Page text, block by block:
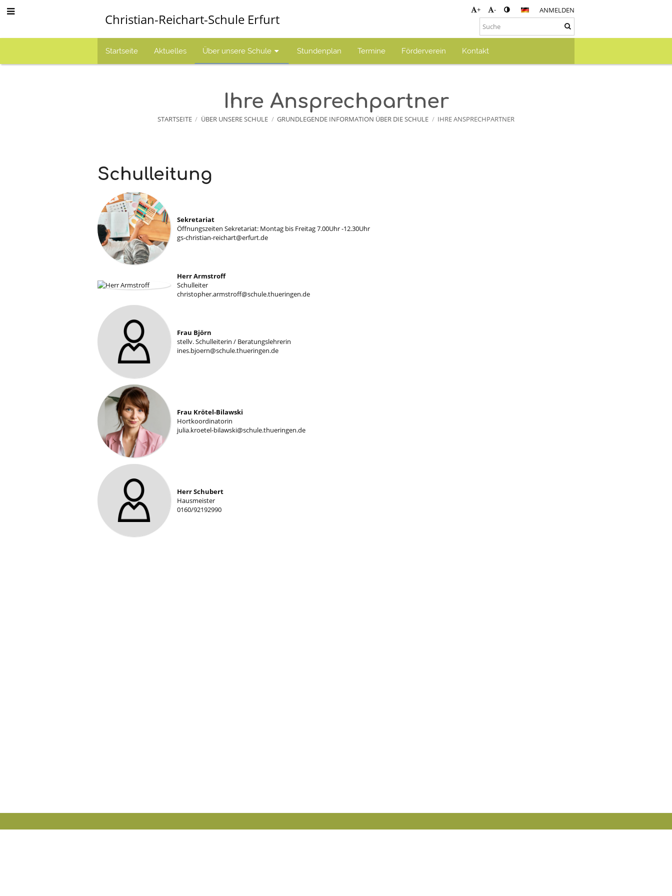
Christian-Reichart-Schule Erfurt
+ - ANMELDEN
Startseite Aktuelles Über unsere Schule Stundenplan Termine Förderverein Kontakt
Ihre Ansprechpartner
STARTSEITE / ÜBER UNSERE SCHULE / GRUNDLEGENDE INFORMATION ÜBER DIE SCHULE / IHRE ANSPRECHPARTNER
Ihre
Ansprechpartner
Schulleitung
Sekretariat
Öffnungszeiten Sekretariat: Montag bis Freitag 7.00Uhr -12.30Uhr
gs-christian-reichart@erfurt.de
Herr Armstroff
Schulleiter
christopher.armstroff@schule.thueringen.de
Frau Björn
stellv. Schulleiterin / Beratungslehrerin
ines.bjoern@schule.thueringen.de
Frau Krötel-Bilawski
Hortkoordinatorin
julia.kroetel-bilawski@schule.thueringen.de
Herr Schubert
Hausmeister
0160/92192990